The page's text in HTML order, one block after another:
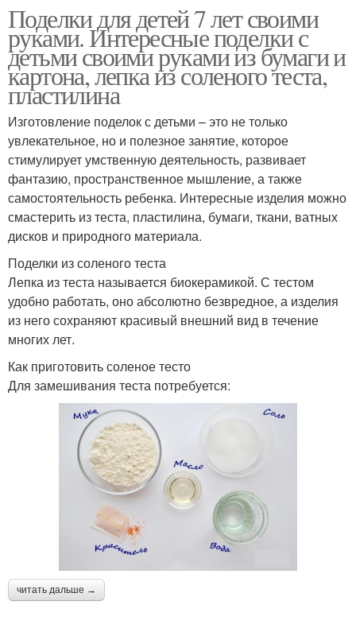
Поделки для детей 7 лет своими
руками. Интересные поделки с
детьми своими руками из бумаги и
картона, лепка из соленого теста,
пластилина
Изготовление поделок с детьми – это не только
увлекательное, но и полезное занятие, которое
стимулирует умственную деятельность, развивает
фантазию, пространственное мышление, а также
самостоятельность ребенка. Интересные изделия можно
смастерить из теста, пластилина, бумаги, ткани, ватных
дисков и природного материала.
Поделки из соленого теста
Лепка из теста называется биокерамикой. С тестом
удобно работать, оно абсолютно безвредное, а изделия
из него сохраняют красивый внешний вид в течение
многих лет.
Как приготовить соленое тесто
Для замешивания теста потребуется:
читать дальше →